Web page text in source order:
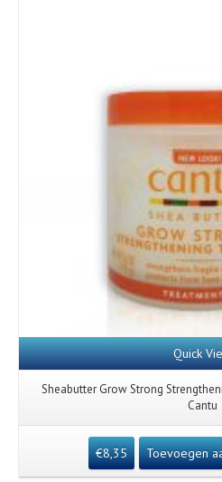
Quick
Sheabutter Grow Strong
Cantu
€8,35 Toevoegen